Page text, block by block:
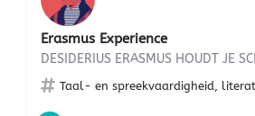
Erasmus Experience
DESIDERIUS ERASMUS HOUDT JE
Taal- en spreekvaardigheid,